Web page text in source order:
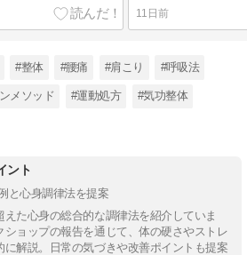
11日前
#整体 #腰痛 #肩こり #呼吸法
メソッド #運動処方 #気功整体
ント
と心身調律法を提案
た心身の総合的な調律法を紹介していま
ョップの報告を通じて、体の硬さやストレ
に解説。日常の気づきや改善ポイントも提案